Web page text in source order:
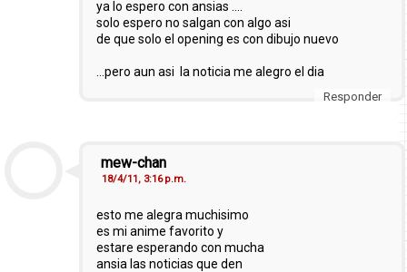
ya lo espero con ansias ....
solo espero no salgan con algo asi
de que solo el opening es con dibujo nuevo
...pero aun asi la noticia me alegro el dia
Responder
mew-chan
18/4/11, 3:16 p.m.
esto me alegra muchisimo
es mi anime favorito y
estare esperando con mucha
ansia las noticias que den